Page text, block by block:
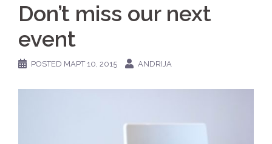
Don’t miss our next
event
POSTED МАРТ 10, 2015 ANDRIJA